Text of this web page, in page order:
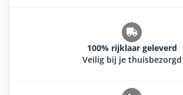
100% rijklaar geleverd
Veilig bij je thuisbezorgd